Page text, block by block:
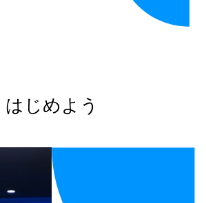
はじめよう